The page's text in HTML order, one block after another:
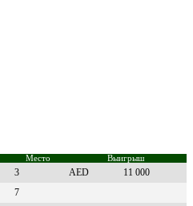
Место Выигрыш
3 AED
11 000
7